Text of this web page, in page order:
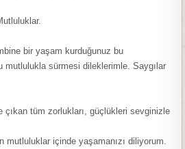
bir yaşam kurduğunuz bu
mutlulukla sürmesi dileklerimle. Saygılar
çıkan tüm zorlukları, güçlükleri sevginizle
mutluluklar içinde yaşamanızı diliyorum.